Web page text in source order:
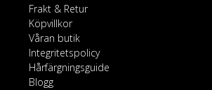
Frakt & Retur
Köpvillkor
Våran butik
Integritetspolicy
Hårfärgningsguide
Blogg